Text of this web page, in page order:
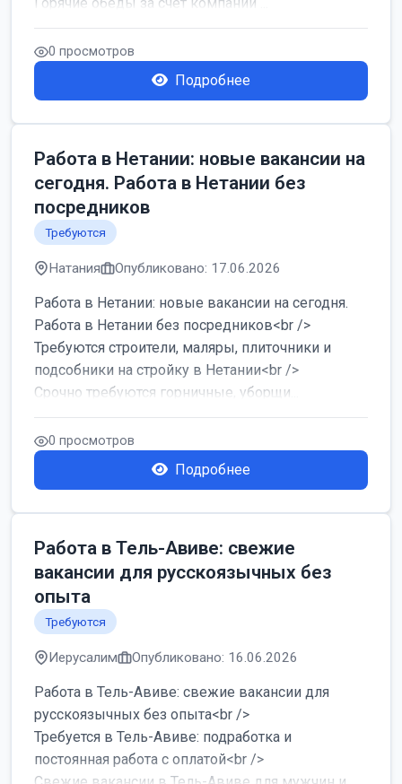
0 просмотров
Подробнее
Работа в Нетании: новые вакансии на
сегодня. Работа в Нетании без
посредников
Требуются
Натания Опубликовано: 17.06.2026
Работа в Нетании: новые вакансии на сегодня.
Работа в Нетании без посредников<br />
Требуются строители, маляры, плиточники и
подсобники на стройку в Нетании<br />
Срочно требуются горничные, уборщи...
0 просмотров
Подробнее
Работа в Тель-Авиве: свежие
вакансии для русскоязычных без
опыта
Требуются
Иерусалим Опубликовано: 16.06.2026
Работа в Тель-Авиве: свежие вакансии для
русскоязычных без опыта<br />
Требуется в Тель-Авиве: подработка и
постоянная работа с оплатой<br />